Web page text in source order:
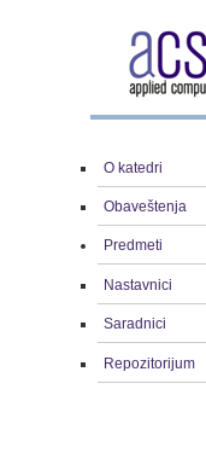
O katedri
Obaveštenja
Predmeti
Nastavnici
Saradnici
Repozitorijum